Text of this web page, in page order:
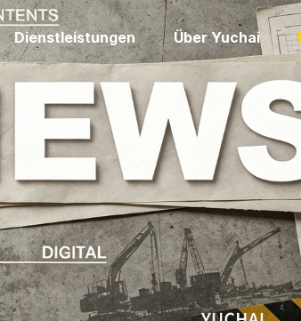
Dienstleistungen Über Yuchai